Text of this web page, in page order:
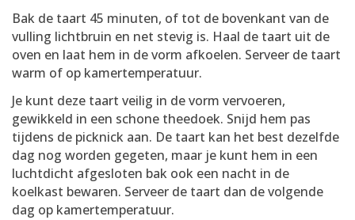
Bak de taart 45 minuten, of tot de bovenkant van de
vulling lichtbruin en net stevig is. Haal de taart uit de
oven en laat hem in de vorm afkoelen. Serveer de taart
warm of op kamertemperatuur.
Je kunt deze taart veilig in de vorm vervoeren,
gewikkeld in een schone theedoek. Snijd hem pas
tijdens de picknick aan. De taart kan het best dezelfde
dag nog worden gegeten, maar je kunt hem in een
luchtdicht afgesloten bak ook een nacht in de
koelkast bewaren. Serveer de taart dan de volgende
dag op kamertemperatuur.